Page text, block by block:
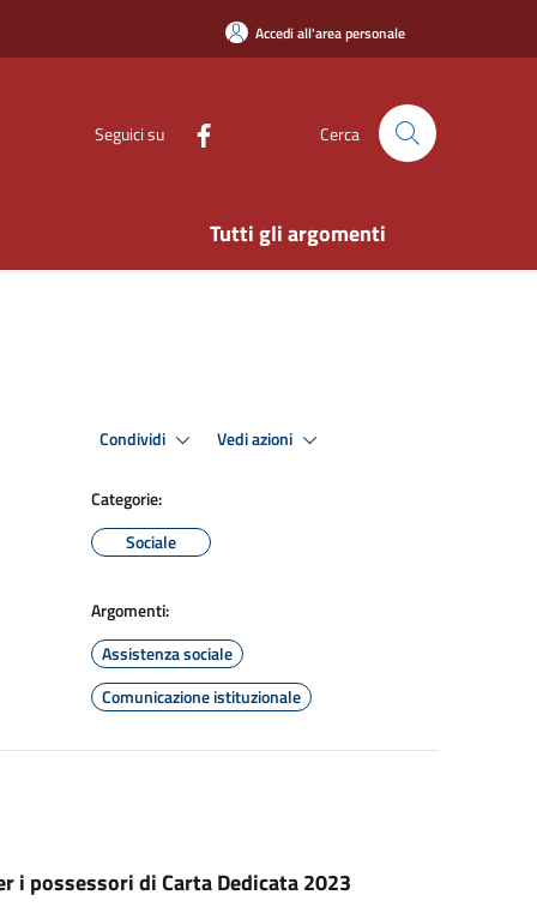
Accedi all'area personale
Seguici su Cerca
Tutti gli argomenti
Condividi Vedi azioni
Categorie:
Sociale
Argomenti:
Assistenza sociale
Comunicazione istituzionale
i possessori di Carta Dedicata 2023